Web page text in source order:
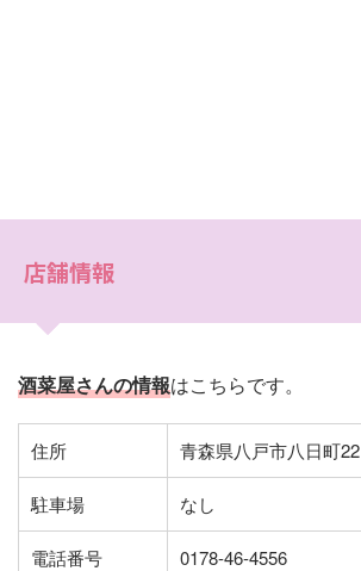
店舗情報
酒菜屋さんの情報はこちらです。
住所 青森県八戸市八日町22
駐車場 なし
電話番号 0178-46-4556